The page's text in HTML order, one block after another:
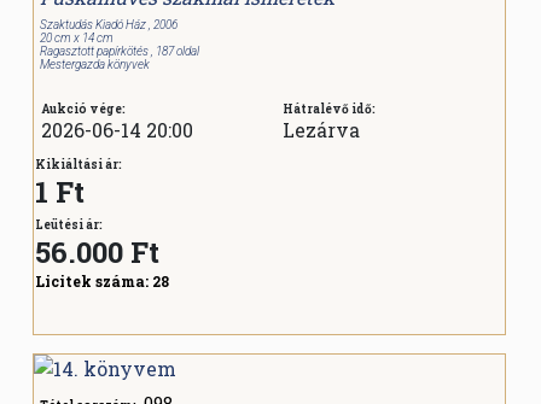
Szaktudás Kiadó Ház , 2006
20 cm x 14 cm
Ragasztott papírkötés , 187 oldal
Mestergazda könyvek
Aukció vége:
2026-06-14 20:00
Hátralévő idő:
Lezárva
Kikiáltási ár:
1 Ft
Leütési ár:
56.000 Ft
Licitek száma: 28